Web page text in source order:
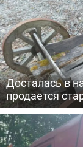
Досталась в
продается